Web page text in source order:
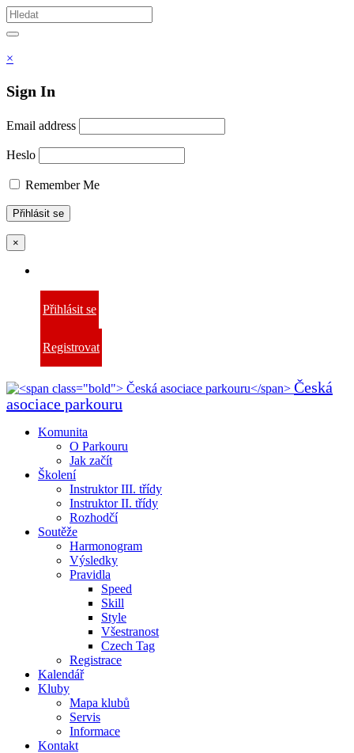
Vyhledávám
Hledat
×
Sign In
Email address
Heslo
Remember Me
×
Přihlásit se
Registrovat
Česká
asociace parkouru
Komunita
O Parkouru
Jak začít
Školení
Instruktor III. třídy
Instruktor II. třídy
Rozhodčí
Soutěže
Harmonogram
Výsledky
Pravidla
Speed
Skill
Style
Všestranost
Czech Tag
Registrace
Kalendář
Kluby
Mapa klubů
Servis
Informace
Kontakt